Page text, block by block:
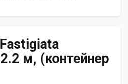
м, (контейнер